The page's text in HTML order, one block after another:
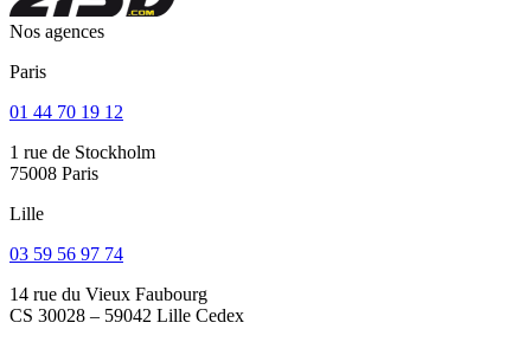
Nos agences
Paris
01 44 70 19 12
1 rue de Stockholm
75008 Paris
Lille
03 59 56 97 74
14 rue du Vieux Faubourg
CS 30028 – 59042 Lille Cedex